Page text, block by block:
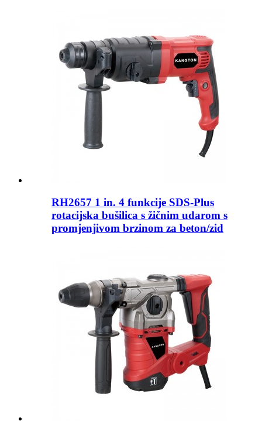
RH2657 1 in. 4 funkcije SDS-Plus
rotacijska bušilica s žičnim udarom s
promjenjivom brzinom za beton/zid